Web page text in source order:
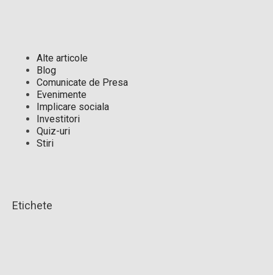
Alte articole
Blog
Comunicate de Presa
Evenimente
Implicare sociala
Investitori
Quiz-uri
Stiri
Etichete